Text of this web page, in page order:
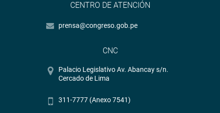
CENTRO DE ATENCIÓN
prensa@congreso.gob.pe
CNC
Palacio Legislativo Av. Abancay s/n.
Cercado de Lima
311-7777 (Anexo 7541)